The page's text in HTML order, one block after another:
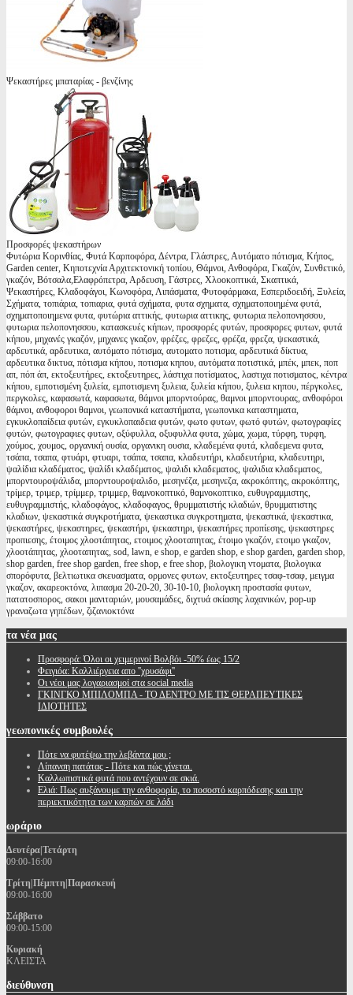
Ψεκαστήρες μπαταρίας - βενζίνης
Προσφορές ψεκαστήρων
Φυτώρια Κορινθίας, Φυτά Καρποφόρα, Δέντρα, Γλάστρες, Αυτόματο πότισμα, Κήπος,
Garden center, Κηποτεχνία Αρχιτεκτονική τοπίου, Θάμνοι, Ανθοφόρα, Γκαζόν, Συνθετικό,
γκαζόν, Βότσαλα,Ελαφρόπετρα, Αρδευση, Γάστρες, Χλοοκοπτικά, Σκαπτικά,
Ψεκαστήρες, Κλαδοφάγοι, Κωνοφόρα, Λιπάσματα, Φυτοφάρμακα, Εσπεριδοειδή, Ξυλεία,
Σχήματα, τοπιάρια, τοπιαρια, φυτά σχήματα, φυτα σχηματα, σχηματοποιημένα φυτά,
σχηματοποιημενα φυτα, φυτώρια αττικής, φυτωρια αττικης, φυτωρια πελοπονησσου,
φυτωρια πελοπονησσου, κατασκευές κήπων, προσφορές φυτών, προσφορες φυτων, φυτά
κήπου, μηχανές γκαζόν, μηχανες γκαζον, φρέζες, φρεζες, φρέζα, φρεζα, ψεκαστικά,
αρδευτικά, αρδευτικα, αυτόματο πότισμα, αυτοματο ποτισμα, αρδευτικά δίκτυα,
αρδευτικα δικτυα, πότισμα κήπου, ποτισμα κηπου, αυτόματα ποτιστικά, μπέκ, μπεκ, ποπ
απ, πόπ άπ, εκτοξευτήρες, εκτοξευτηρες, λάστιχα ποτίσματος, λαστιχα ποτισματος, κέντρα
κήπου, εμποτισμένη ξυλεία, εμποτισμενη ξυλεια, ξυλεία κήπου, ξυλεια κηπου, πέργκολες,
περγκολες, καφασωτά, καφασωτα, θάμνοι μπορντούρας, θαμνοι μπορντουρας, ανθοφόροι
θάμνοι, ανθοφοροι θαμνοι, γεωπονικά καταστήματα, γεωπονικα καταστηματα,
εγκυκλοπαίδεια φυτών, εγκυκλοπαιδεια φυτών, φωτο φυτων, φωτό φυτών, φωτογραφίες
φυτών, φωτογραφιες φυτων, οξύφυλλα, οξυφυλλα φυτα, χώμα, χωμα, τύρφη, τυρφη,
χούμος, χουμος, οργανική ουσία, οργανικη ουσια, κλαδεμένα φυτά, κλαδεμενα φυτα,
τσάπα, τσαπα, φτυάρι, φτυαρι, τσάπα, τσαπα, κλαδευτήρι, κλαδευτήρια, κλαδευτηρι,
ψαλίδια κλαδέματος, ψαλίδι κλαδέματος, ψαλιδι κλαδεματος, ψαλιδια κλαδεματος,
μπορντουροψάλιδα, μπορντουροψαλιδο, μεσηνέζα, μεσηνεζα, ακροκόπτης, ακροκόπτης,
τρίμερ, τριμερ, τρίμμερ, τριμμερ, θαμνοκοπτικό, θαμνοκοπτικο, ευθυγραμμιστης,
ευθυγραμμιστής, κλαδοφάγος, κλαδοφαγος, θρυμματιστής κλαδιών, θρυμματιστης
κλαδιων, ψεκαστικά συγκροτήματα, ψεκαστικα συγκροτηματα, ψεκαστικά, ψεκαστικα,
ψεκαστήρες, ψεκαστηρες, ψεκαστήρι, ψεκαστηρι, ψεκαστήρες προπίεσης, ψεκαστηρες
προπιεσης, έτοιμος χλοοτάπητας, ετοιμος χλοοταπητας, έτοιμο γκαζόν, ετοιμο γκαζον,
χλοοτάπητας, χλοοταπητας, sod, lawn, e shop, e garden shop, e shop garden, garden shop,
shop garden, free shop garden, free shop, e free shop, βιολογικη ντοματα, βιολογικα
σπορόφυτα, βελτιωτικα σκευασματα, ορμονες φυτων, εκτοξευτηρες τσαφ-τσαφ, μειγμα
γκαζον, ακαρεοκτόνα, λιπασμα 20-20-20, 30-10-10, βιολογικη προστασία φυτων,
πατατοσπορος, σακοι μανιταριών, μουσαμάδες, διχτυά σκίασης λαχανικών, pop-up
γραναζωτα γηπέδων, ζιζανιοκτόνα
τα νέα μας
Προσφορά: Όλοι οι χειμερινοί Βολβόι -50% έως 15/2
Φειγιόα: Καλλιέργεια απο ''χρυσάφι''
Oι νέοι μας λογαριασμοί στα social media
ΓΚΙΝΓΚΟ ΜΠΙΛΟΜΠΑ - ΤΟ ΔΕΝΤΡΟ ΜΕ ΤΙΣ ΘΕΡΑΠΕΥΤΙΚΕΣ
ΙΔΙΟΤΗΤΕΣ
γεωπονικές συμβουλές
Πότε να φυτέψω την λεβάντα μου ;
Λίπανση πατάτας - Πότε και πώς γίνεται.
Καλλωπιστικά φυτά που αντέχουν σε σκιά.
Ελιά: Πως αυξάνουμε την ανθοφορία, το ποσοστό καρπόδεσης και την
περιεκτικότητα των καρπών σε λάδι
ωράριο
Δευτέρα|Τετάρτη
09:00-16:00
Τρίτη|Πέμπτη|Παρασκευή
09:00-16:00
Σάββατο
09:00-15:00
Κυριακή
ΚΛΕΙΣΤΑ
διεύθυνση